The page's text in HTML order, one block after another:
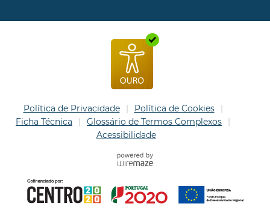
Política de Privacidade
Política de Cookies
Ficha Técnica
Glossário de Termos Complexos
Acessibilidade